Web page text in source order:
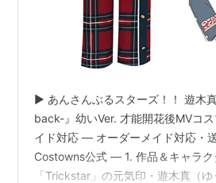
▶️ あんさんぶるスターズ！！ 遊木
back-』幼いVer. 才能開花後MVコ
イド対応 ― オーダーメイド対応・
Costowns公式 ― 1. 作品＆キャラク
「Trickstar」の元気印・遊木真（